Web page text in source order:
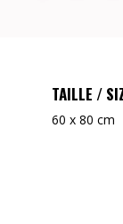
TAILLE /
60 x 80 cm